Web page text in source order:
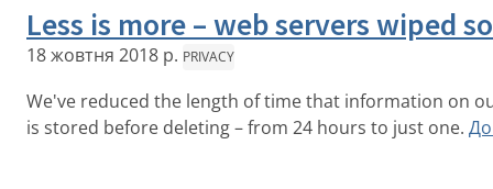
Less is more – web servers wiped
18 жовтня 2018 р. PRIVACY
We've reduced the length of time that information on
is stored before deleting – from 24 hours to just one.